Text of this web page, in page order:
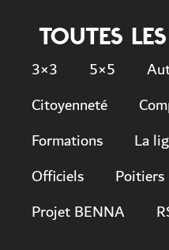
TOUTES LES
3×3 5×5
Citoyenneté
Formations
La
Officiels
Poitiers
Projet BENNA